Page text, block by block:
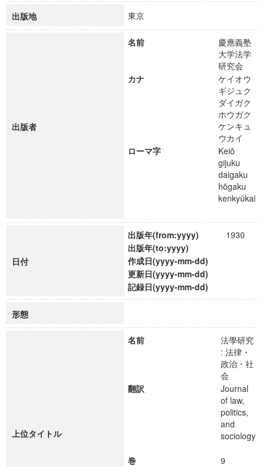
出版地 東京
出版者
名前
慶應義塾
大学法学
研究会
カナ
ケイオウ
ギジュク
ダイガク
ホウガク
ケンキュ
ウカイ
ローマ字
Keiō
gijuku
daigaku
hōgaku
kenkyūkai
日付
出版年(from:yyyy)
1930
出版年(to:yyyy)
作成日(yyyy-mm-dd)
更新日(yyyy-mm-dd)
記録日(yyyy-mm-dd)
形態
上位タイトル
名前
法學研究
: 法律・
政治・社
会
翻訳
Journal
of law,
politics,
and
sociology
巻
9